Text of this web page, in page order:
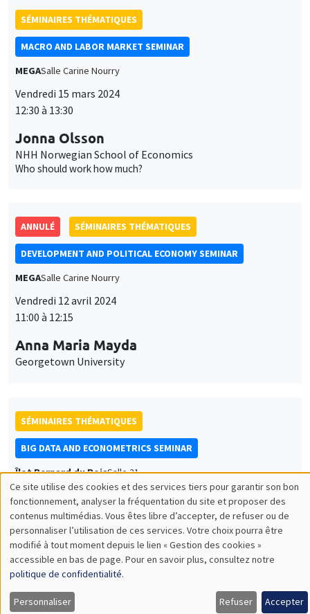
SÉMINAIRES THÉMATIQUES
MACRO AND LABOR MARKET SEMINAR
MEGASalle Carine Nourry
Vendredi 15 mars 2024
12:30 à 13:30
Jonna Olsson
NHH Norwegian School of Economics
Who should work how much?
ANNULÉ SÉMINAIRES THÉMATIQUES
DEVELOPMENT AND POLITICAL ECONOMY SEMINAR
MEGASalle Carine Nourry
Vendredi 12 avril 2024
11:00 à 12:15
Anna Maria Mayda
Georgetown University
SÉMINAIRES THÉMATIQUES
BIG DATA AND ECONOMETRICS SEMINAR
Îlot Bernard du BoisSalle 21
Mardi 16 avril 2024
14:00 à 15:30
Valentin Patilea
ENSAI Rennes
Adaptive Functional Time Series Analysis
Utilisation
des
données
personnelles
et
Ce site utilise des cookies et des services tiers pour garantir son bon
fonctionnement, analyser la fréquentation du site et proposer des
contenus multimédias. Vous êtes libre d’accepter, de refuser ou de
personnaliser l’utilisation de ces services. Votre choix pourra être
modifié à tout moment depuis le lien « Gestion des cookies »
accessible en bas de page. Pour en savoir plus, consultez notre
politique de confidentialité.
Personnaliser Refuser Accepter